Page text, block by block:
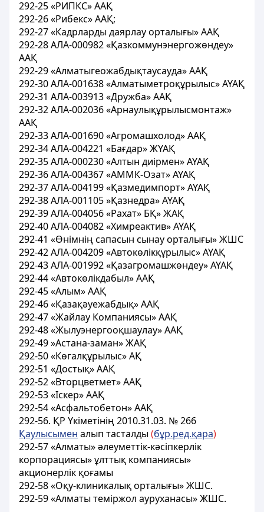
292-25 «РИПКС» ААҚ
292-26 «Рибекс» ААҚ;
292-27 «Кадрларды даярлау орталығы» ААҚ
292-28 АЛА-000982 «Қазкоммунэнергожөндеу»
ААҚ
292-29 «Алматыгеожабдықтаусауда» ААҚ
292-30 АЛА-001638 «Алматыметроқұрылыс» АҮАҚ
292-31 АЛА-003913 «Дружба» ААҚ
292-32 АЛА-002036 «Арнаулықұрылысмонтаж»
ААҚ
292-33 АЛА-001690 «Агромашхолод» ААҚ
292-34 АЛА-004221 «Бағдар» ЖҮАҚ
292-35 АЛА-000230 «Алтын диірмен» АҮАҚ
292-36 АЛА-004367 «АММК-Озат» АҮАҚ
292-37 АЛА-004199 «Қазмедимпорт» АҮАҚ
292-38 АЛА-001105 »Қазнедра» АҮАҚ
292-39 АЛА-004056 «Рахат» БҚ» ЖАҚ
292-40 АЛА-004082 «Химреактив» АҮАҚ
292-41 «Өнiмнiң сапасын сынау орталығы» ЖШС
292-42 АЛА-004209 «Автокөлiкқұрылыс» АҮАҚ
292-43 АЛА-001992 «Қазагромашжөндеу» АҮАҚ
292-44 «Автокөлiкдабыл» ААҚ
292-45 «Алым» ААҚ
292-46 «Қазақәуежабдық» ААҚ
292-47 «Жайлау Компаниясы» ААҚ
292-48 «Жылуэнергооқшаулау» ААҚ
292-49 »Астана-заман» ЖАҚ
292-50 «Көгалқұрылыс» АҚ
292-51 «Достық» ААҚ
292-52 «Вторцветмет» ААҚ
292-53 «Iскер» ААҚ
292-54 «Асфальтобетон» ААҚ
292-56. ҚР Үкіметінің 2010.31.03. № 266
Қаулысымен алып тасталды(бұр.ред.қара)
292-57 «Алматы» әлеуметтік-кәсіпкерлік
корпорациясы» ұлттық компаниясы»
акционерлік қоғамы
292-58 «Оқу-клиникалық орталығы» ЖШС.
292-59 «Алматы теміржол ауруханасы» ЖШС.